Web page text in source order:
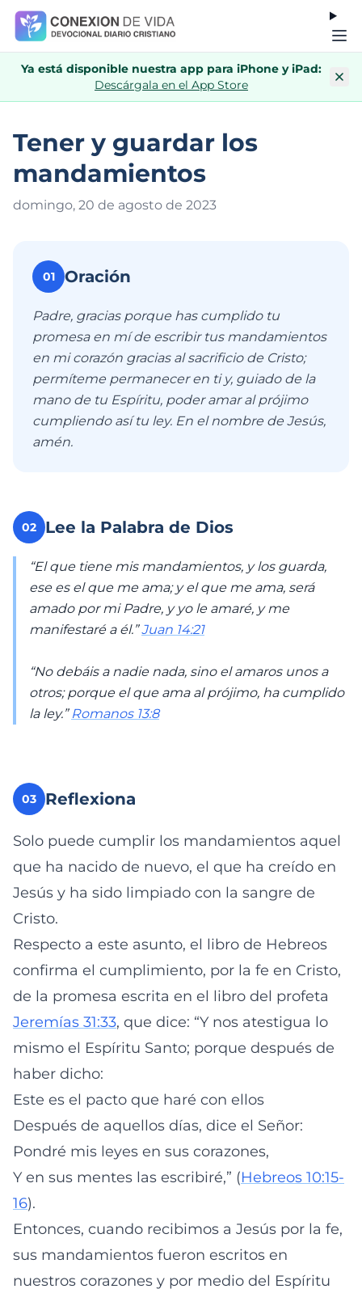
Ya está disponible nuestra app para iPhone y iPad:
Descárgala en el App Store
Tener y guardar los
mandamientos
domingo, 20 de agosto de 2023
01 Oración
Padre, gracias porque has cumplido tu
promesa en mí de escribir tus mandamientos
en mi corazón gracias al sacrificio de Cristo;
permíteme permanecer en ti y, guiado de la
mano de tu Espíritu, poder amar al prójimo
cumpliendo así tu ley. En el nombre de Jesús,
amén.
02 Lee la Palabra de Dios
“El que tiene mis mandamientos, y los guarda,
ese es el que me ama; y el que me ama, será
amado por mi Padre, y yo le amaré, y me
manifestaré a él.”Juan 14:21
“No debáis a nadie nada, sino el amaros unos a
otros; porque el que ama al prójimo, ha cumplido
la ley.” Romanos 13:8
03 Reflexiona
Solo puede cumplir los mandamientos aquel
que ha nacido de nuevo, el que ha creído en
Jesús y ha sido limpiado con la sangre de
Cristo.
Respecto a este asunto, el libro de Hebreos
confirma el cumplimiento, por la fe en Cristo,
de la promesa escrita en el libro del profeta
Jeremías 31:33, que dice: “Y nos atestigua lo
mismo el Espíritu Santo; porque después de
haber dicho:
Este es el pacto que haré con ellos
Después de aquellos días, dice el Señor:
Pondré mis leyes en sus corazones,
Y en sus mentes las escribiré,” (Hebreos 10:15-
16).
Entonces, cuando recibimos a Jesús por la fe,
sus mandamientos fueron escritos en
nuestros corazones y por medio del Espíritu